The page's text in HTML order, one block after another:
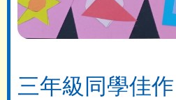
三年級同學佳作